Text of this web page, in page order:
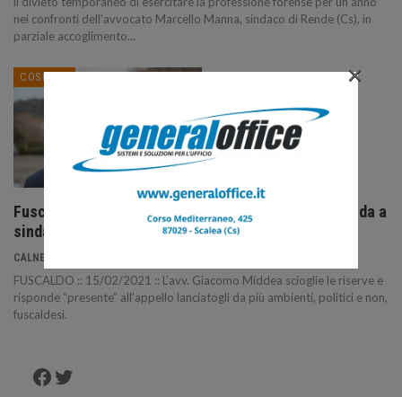
nei confronti dell'avvocato Marcello Manna, sindaco di Rende (Cs), in
parziale accoglimento…
COSENZA
Fuscaldo: amministrative, Giacomo Middea si candida a
sindaco.
CALNEWS
FUSCALDO :: 15/02/2021 :: L’avv. Giacomo Middea scioglie le riserve e
risponde “presente” all’appello lanciatogli da più ambienti, politici e non,
fuscaldesi.
Facebook
Twitter
×